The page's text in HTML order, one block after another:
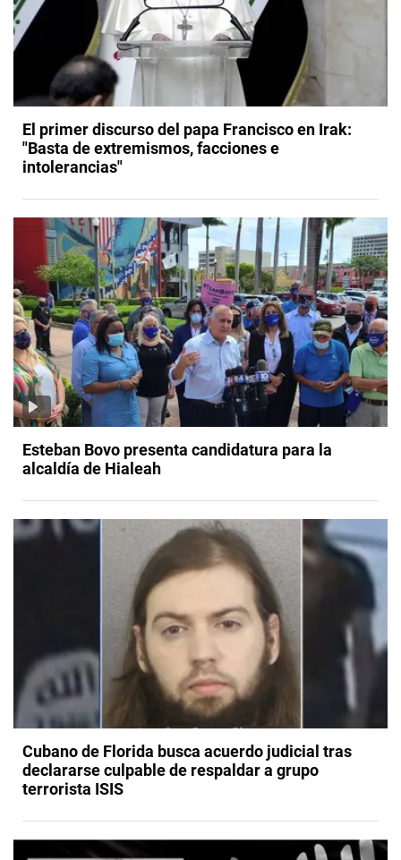
El primer discurso del papa Francisco en Irak:
"Basta de extremismos, facciones e
intolerancias"
Esteban Bovo presenta candidatura para la
alcaldía de Hialeah
Cubano de Florida busca acuerdo judicial tras
declararse culpable de respaldar a grupo
terrorista ISIS